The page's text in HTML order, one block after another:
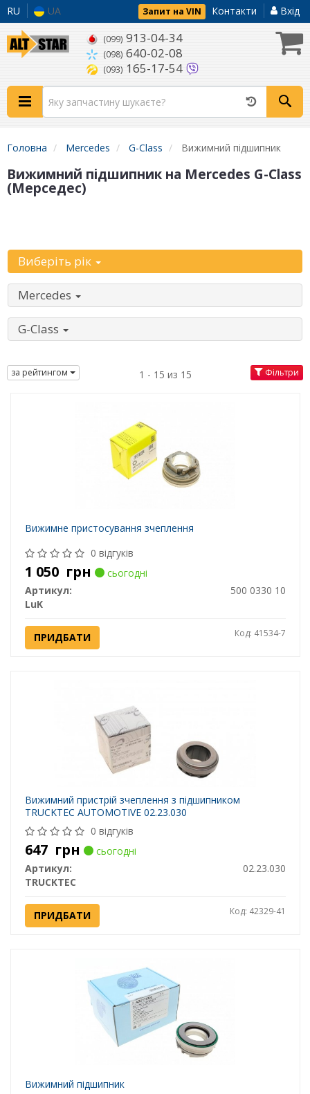
RU UA Запит на VIN Контакти Вхід
(099) 913-04-34
(098) 640-02-08
(093) 165-17-54
Головна Mercedes G-Class Вижимний підшипник
Вижимний підшипник на Mercedes G-Class
(Мерседес)
Виберіть рік
Mercedes
G-Class
за рейтингом 1 - 15 из 15 Фільтри
Вижимне пристосування зчеплення
0 відгуків
1 050 грн
сьогодні
Артикул:
500 0330 10
LuK
ПРИДБАТИ Код: 41534-7
Вижимний пристрій зчеплення з підшипником
TRUCKTEC AUTOMOTIVE 02.23.030
0 відгуків
647 грн
сьогодні
Артикул:
02.23.030
TRUCKTEC
ПРИДБАТИ Код: 42329-41
Вижимний підшипник